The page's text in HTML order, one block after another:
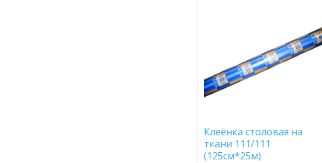
Клеёнка столовая на
ткани 111/111
(125см*25м)